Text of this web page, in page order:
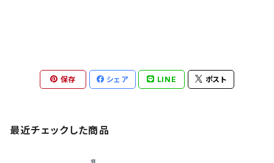
保存 シェア LINE ポスト
最近チェックした商品